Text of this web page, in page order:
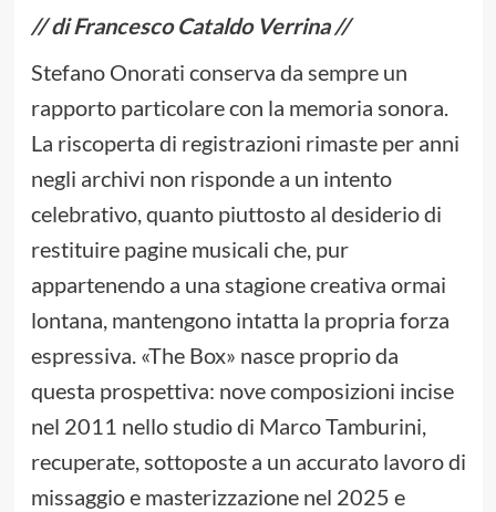
// di Francesco Cataldo Verrina //
Stefano Onorati conserva da sempre un
rapporto particolare con la memoria sonora.
La riscoperta di registrazioni rimaste per anni
negli archivi non risponde a un intento
celebrativo, quanto piuttosto al desiderio di
restituire pagine musicali che, pur
appartenendo a una stagione creativa ormai
lontana, mantengono intatta la propria forza
espressiva. «The Box» nasce proprio da
questa prospettiva: nove composizioni incise
nel 2011 nello studio di Marco Tamburini,
recuperate, sottoposte a un accurato lavoro di
missaggio e masterizzazione nel 2025 e